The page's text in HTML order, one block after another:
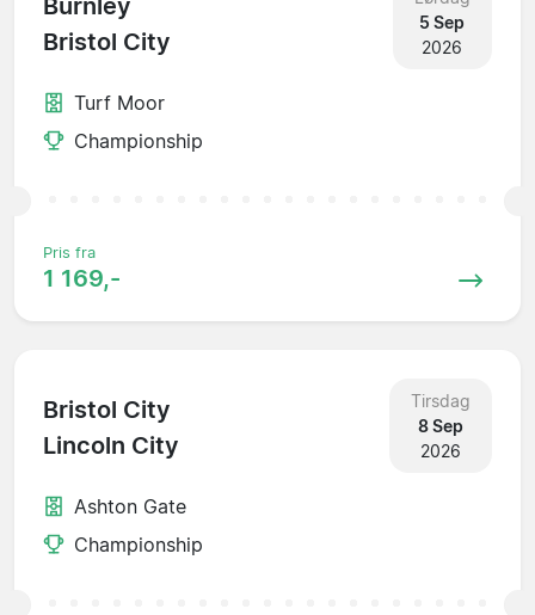
Burnley
Bristol City
5 Sep
2026
Turf Moor
Championship
Pris fra
1 169,-
Bristol City
Lincoln City
Tirsdag
8 Sep
2026
Ashton Gate
Championship